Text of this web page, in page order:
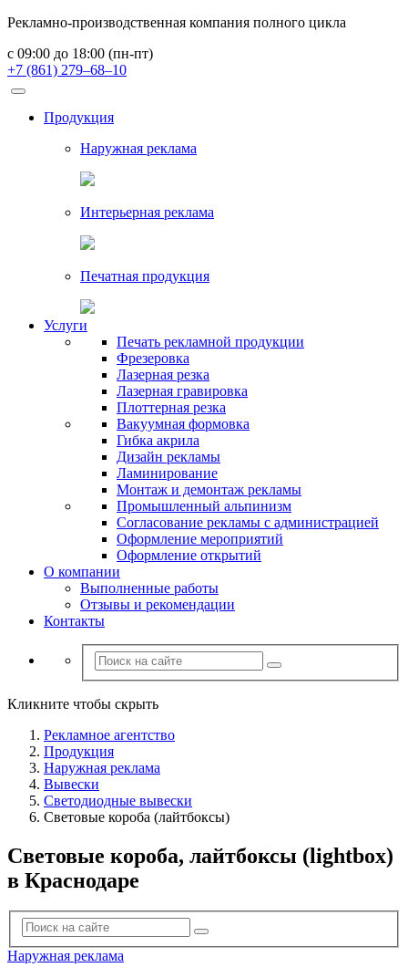
Рекламно-производственная компания полного цикла
с 09:00 до 18:00 (пн-пт)
+7 (861) 279–68–10
Продукция
Наружная реклама
Интерьерная реклама
Печатная продукция
Услуги
Печать рекламной продукции
Фрезеровка
Лазерная резка
Лазерная гравировка
Плоттерная резка
Вакуумная формовка
Гибка акрила
Дизайн рекламы
Ламинирование
Монтаж и демонтаж рекламы
Промышленный альпинизм
Согласование рекламы с администрацией
Оформление мероприятий
Оформление открытий
О компании
Выполненные работы
Отзывы и рекомендации
Контакты
Кликните чтобы скрыть
Рекламное агентство
Продукция
Наружная реклама
Вывески
Светодиодные вывески
Световые короба (лайтбоксы)
Световые короба, лайтбоксы (lightbox)
в Краснодаре
Наружная реклама